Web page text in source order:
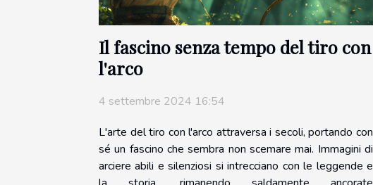
Il fascino senza tempo del tiro con
l'arco
4 settembre 2024 16:54
L'arte del tiro con l'arco attraversa i secoli, portando con
sé un fascino che sembra non scemare mai. Immagini di
arciere abili e silenziosi si intrecciano con le leggende e